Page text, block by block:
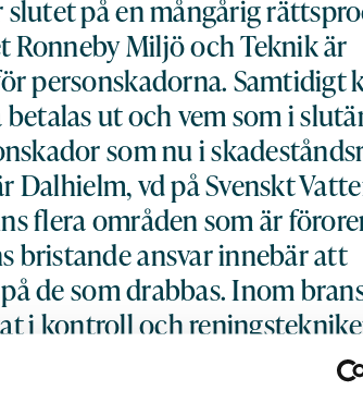
på en mångårig
Ronneby Miljö och Teknik är
personskadorna. Samtidigt
ut och vem som i
som nu i
vd på Svenskt
flera områden som är
bristande ansvar innebär att
de som drabbas. Inom
i kontroll och
som Sveriges invånare
förtydliga vad som gäller